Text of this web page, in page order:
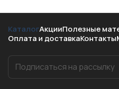
КаталогАкцииПолезные
Оплата и доставкаКонтакты